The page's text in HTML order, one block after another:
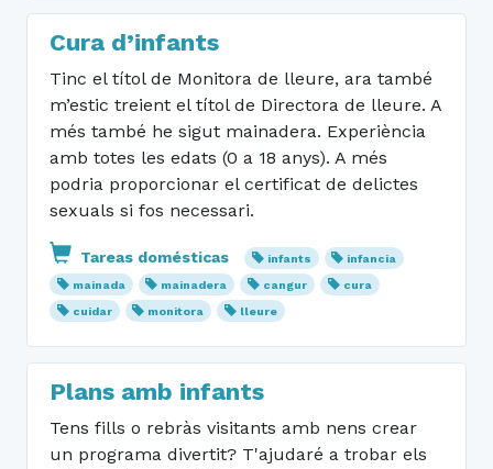
Cura d’infants
Tinc el títol de Monitora de lleure, ara també
m’estic treient el títol de Directora de lleure. A
més també he sigut mainadera. Experiència
amb totes les edats (0 a 18 anys). A més
podria proporcionar el certificat de delictes
sexuals si fos necessari.
Tareas domésticas infants
infancia
mainada
mainadera cangur
cura
cuidar
monitora lleure
Plans amb infants
Tens fills o rebràs visitants amb nens crear
un programa divertit? T'ajudaré a trobar els